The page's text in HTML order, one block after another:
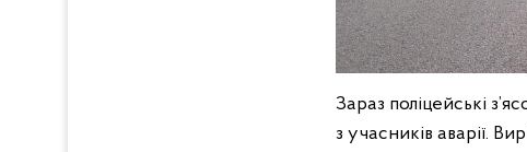
Зараз поліцейські
з учасників аварії.